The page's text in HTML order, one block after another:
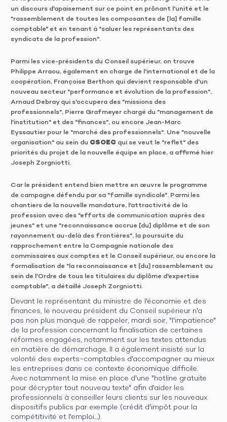
un discours d'apaisement sur ce point en prônant l'unité et le
"rassemblement de toutes les composantes de [la] famille
comptable" et en tenant à "saluer les représentants des
syndicats de la profession".
Parmi les vice-présidents du Conseil supérieur, on trouve
Philippe Arraou, également en charge de l'international et de la
coopération, Françoise Berthon qui devient responsable d'un
nouveau secteur "performance et évolution de la profession",
Arnaud Debray qui s'occupera des "missions des
professionnels", Pierre Grafmeyer chargé du "management de
l'institution" et des "finances", ou encore Jean-Marc
Eyssautier pour le "marché des professionnels". Une "nouvelle
organisation" au sein du CSOEC qui se veut le "reflet" des
priorités du projet de la nouvelle équipe en place, a affirmé hier
Joseph Zorgniotti.
Car le président entend bien mettre en œuvre le programme
de campagne défendu par sa "famille syndicale". Parmi les
chantiers de la nouvelle mandature, l'attractivité de la
profession avec des "efforts de communication auprès des
jeunes" et une "reconnaissance accrue [du] diplôme et de son
rayonnement au-delà des frontières", la poursuite du
rapprochement entre la Compagnie nationale des
commissaires aux comptes et le Conseil supérieur, ou encore la
formalisation de "la reconnaissance et [du] rassemblement au
sein de l'Ordre de tous les titulaires du diplôme d'expertise
comptable", a détaillé Joseph Zorgniotti.
Devant le représentant du ministre de l'économie et des
finances, le nouveau président du Conseil supérieur n'a
pas non plus manqué de rappeler, mardi soir, "l'impatience"
de la profession concernant la finalisation de certaines
réformes engagées, notamment sur les textes attendus
en matière de démarchage. Il a également insisté sur la
volonté des experts-comptables d'accompagner au mieux
les entreprises dans ce contexte économique difficile.
Avec notamment la mise en place d'une "hotline gratuite
pour décrypter tout nouveau texte" afin d'aider les
professionnels à conseiller leurs clients sur les nouveaux
dispositifs publics par exemple (crédit d'impôt pour la
compétitivité et l'emploi…).